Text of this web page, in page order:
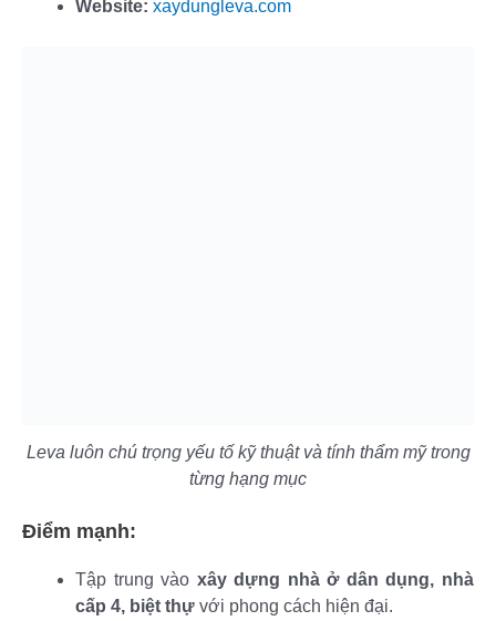
Website: xaydungleva.com
Leva luôn chú trọng yếu tố kỹ thuật và tính thẩm mỹ trong
từng hạng mục
Điểm mạnh:
Tập trung vào xây dựng nhà ở dân dụng, nhà
cấp 4, biệt thự với phong cách hiện đại.